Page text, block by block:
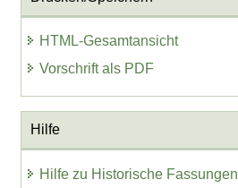
HTML-Gesamtansicht
Vorschrift als PDF
Hilfe
Hilfe zu Historische Fassungen